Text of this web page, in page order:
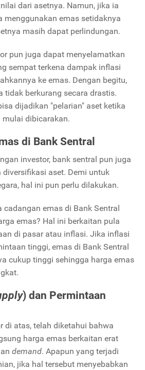
dari asetnya. Namun, jika ia
menggunakan emas setidaknya
masih dapat perlindungan.
pun juga dapat menyelamatkan
sempat terkena dampak inflasi
ke emas. Dengan begitu,
tidak berkurang secara drastis.
dijadikan "pelarian" aset ketika
dibicarakan.
di Bank Sentral
investor, bank sentral pun juga
diversifikasi aset. Demi untuk
hal ini pun perlu dilakukan.
cadangan emas di Bank Sentral
emas? Hal ini berkaitan pula
di pasar atau inflasi. Jika inflasi
tinggi, emas di Bank Sentral
cukup tinggi sehingga harga emas
) dan Permintaan
di atas, telah diketahui bahwa
harga emas berkaitan erat
demand. Apapun yang terjadi
jika hal tersebut menyebabkan